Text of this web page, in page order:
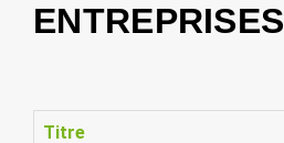
ENTREPRISES
Titre